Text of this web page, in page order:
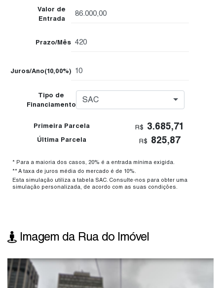
Valor de
Entrada
Prazo/Mês
Juros/Ano(10,00%)
Tipo de
Financiamento
SAC
Primeira Parcela R$ 3.685,71
Última Parcela R$ 825,87
* Para a maioria dos casos, 20% é a entrada mínima exigida.
** A taxa de juros média do mercado é de 10%.
Esta simulação utiliza a tabela SAC. Consulte-nos para obter uma
simulação personalizada, de acordo com as suas condições.
Imagem da Rua do Imóvel